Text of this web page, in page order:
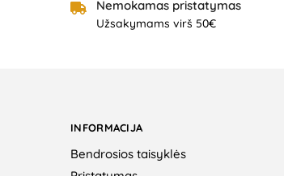
Nemokamas pristatymas
Užsakymams virš 50€
INFORMACIJA
Bendrosios taisyklės